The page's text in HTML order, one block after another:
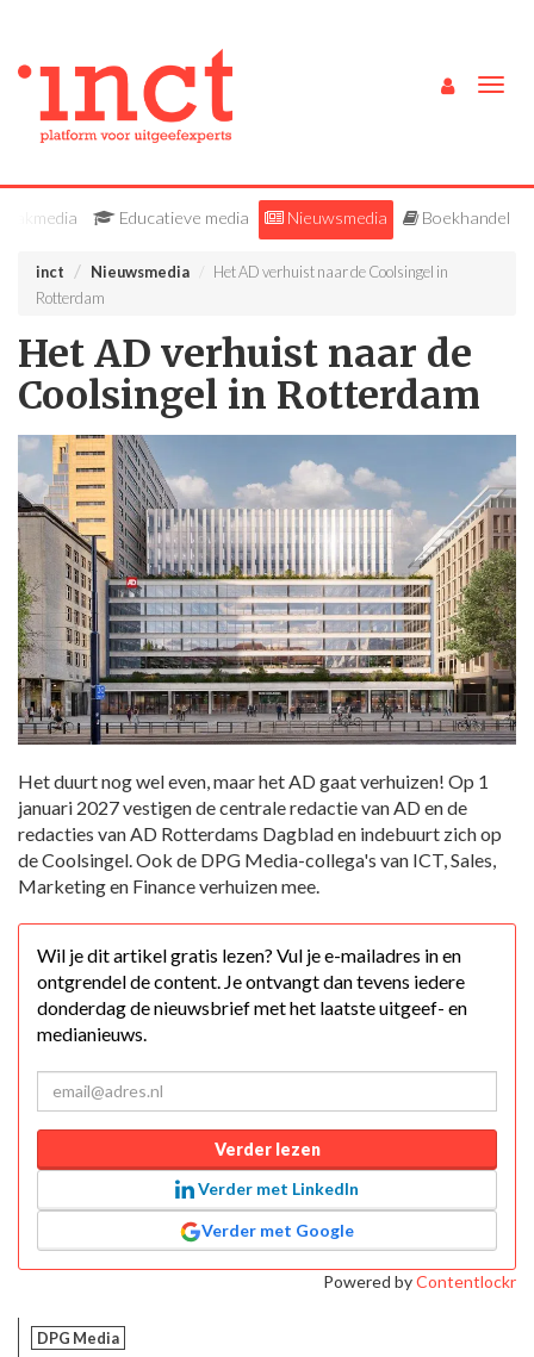
Vakmedia Educatieve media Nieuwsmedia Boekhandel
inct Nieuwsmedia
Het AD verhuist naar de Coolsingel in
Rotterdam
Het AD verhuist naar de
Coolsingel in Rotterdam
Het duurt nog wel even, maar het AD gaat verhuizen! Op 1
januari 2027 vestigen de centrale redactie van AD en de
redacties van AD Rotterdams Dagblad en indebuurt zich op
de Coolsingel. Ook de DPG Media-collega's van ICT, Sales,
Marketing en Finance verhuizen mee.
Wil je dit artikel gratis lezen? Vul je e-mailadres in en
ontgrendel de content. Je ontvangt dan tevens iedere
donderdag de nieuwsbrief met het laatste uitgeef- en
medianieuws.
Verder lezen
Verder met LinkedIn
Verder met Google
Powered byContentlockr
DPG Media